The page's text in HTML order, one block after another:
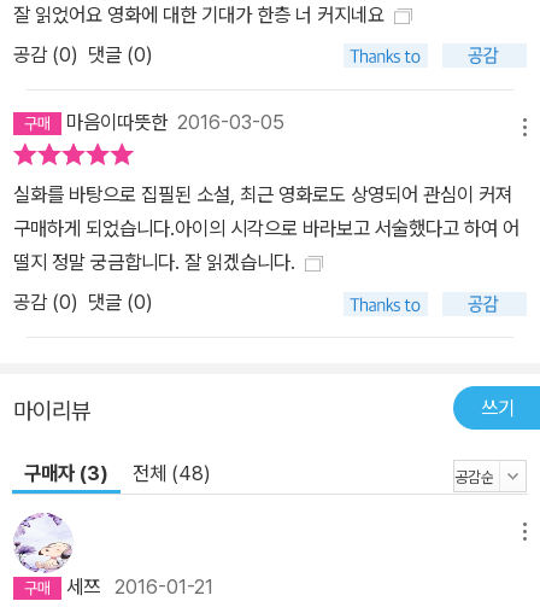
잘 읽었어요 영화에 대한 기대가 한층 너 커지네요
공감 (0) 댓글 (0)
마음이따뜻한2016-03-05
실화를 바탕으로 집필된 소설, 최근 영화로도 상영되어 관심이 커져
구매하게 되었습니다.아이의 시각으로 바라보고 서술했다고 하여 어
떨지 정말 궁금합니다. 잘 읽겠습니다.
공감 (0) 댓글 (0)
마이리뷰 쓰기
구매자 (3) 전체 (48)
세쯔 2016-01-21